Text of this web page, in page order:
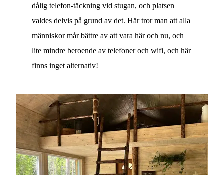
dålig telefon-täckning vid stugan, och platsen
valdes delvis på grund av det. Här tror man att alla
människor mår bättre av att vara här och nu, och
lite mindre beroende av telefoner och wifi, och här
finns inget alternativ!